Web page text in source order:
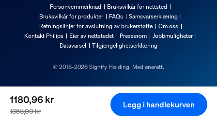
1358,00 kr
1180,96 kr Legg i handlekurven
Personvernmerknad
Bruksvilkår for nettsted
Bruksvilkår for produkter
FAQs
Samsvarserklæring
Retningslinjer for avslutning av brukerstøtte
Om oss
Kontakt Philips
Eier av nettstedet Presserom
Jobbmuligheter
Datavarsel
Tilgjengelighetserklæring
© 2018-2026 Signify Holding. Med enerett.